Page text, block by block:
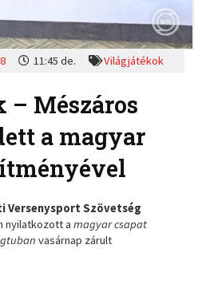
11:45 de. Világjátékok
Mészáros
a magyar
Versenysport Szövetség
nyilatkozott amagyar csapat
vasárnap zárult